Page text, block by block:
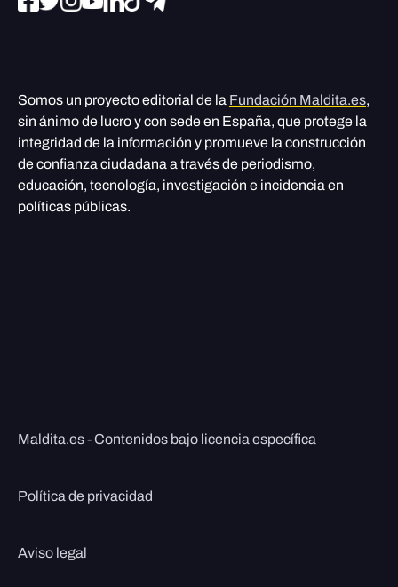
Somos un proyecto editorial de la Fundación Maldita.es,
sin ánimo de lucro y con sede en España, que protege la
integridad de la información y promueve la construcción
de confianza ciudadana a través de periodismo,
educación, tecnología, investigación e incidencia en
políticas públicas.
Maldita.es - Contenidos bajo licencia específica
Política de privacidad
Aviso legal